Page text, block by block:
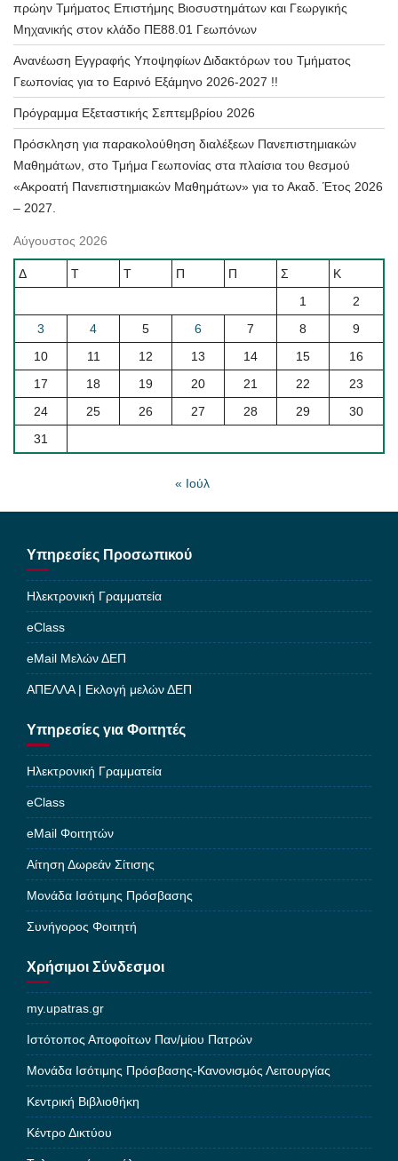
πρώην Τμήματος Επιστήμης Βιοσυστημάτων και Γεωργικής
Μηχανικής στον κλάδο ΠΕ88.01 Γεωπόνων
Ανανέωση Εγγραφής Υποψηφίων Διδακτόρων του Τμήματος
Γεωπονίας για το Εαρινό Εξάμηνο 2026-2027 !!
Πρόγραμμα Εξεταστικής Σεπτεμβρίου 2026
Πρόσκληση για παρακολούθηση διαλέξεων Πανεπιστημιακών
Μαθημάτων, στο Τμήμα Γεωπονίας στα πλαίσια του θεσμού
«Ακροατή Πανεπιστημιακών Μαθημάτων» για το Ακαδ. Έτος 2026
– 2027.
Αύγουστος 2026
Δ Τ Τ Π Π Σ
Κ
1
2
3
4 5 6 7 8
9
10
11 12 13 14 15
16
17
18 19 20 21 22
23
24
25 26 27 28 29
30
31
« Ιούλ
Υπηρεσίες Προσωπικού
Ηλεκτρονική Γραμματεία
eClass
eMail Μελών ΔΕΠ
ΑΠΕΛΛΑ | Εκλογή μελών ΔΕΠ
Υπηρεσίες για Φοιτητές
Ηλεκτρονική Γραμματεία
eClass
eMail Φοιτητών
Αίτηση Δωρεάν Σίτισης
Μονάδα Ισότιμης Πρόσβασης
Συνήγορος Φοιτητή
Χρήσιμοι Σύνδεσμοι
my.upatras.gr
Ιστότοπος Αποφοίτων Παν/μίου Πατρών
Μονάδα Ισότιμης Πρόσβασης-Κανονισμός Λειτουργίας
Κεντρική Βιβλιοθήκη
Κέντρο Δικτύου